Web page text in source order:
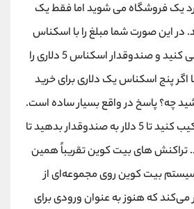
5 دلاری وارد یک فروشگاه می شوید اما فقط یک
دارید. در این صورت شما مبلغ را با اسکناس
10 دلاری خود پرداخت می کنید و صندوقدار اسکناس 5 دلاری را
پنج اسکناس یک دلاری برای خرید
چه؟ پاسخ در واقع بسیار ساده است.
اسکناس ها را با هم ترکیب کنید تا 5 دلار به صندوقدار بدهید تا
تراکنش های بیت کوین تقریباً همین
بیت کوین روی مجموعه‌ای از
که هنوز به عنوان ورودی برای